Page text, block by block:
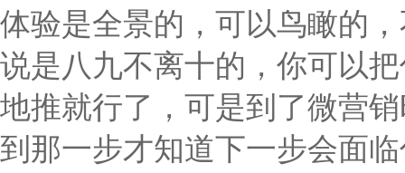
体验是全景的，可以鸟瞰的
说是八九不离十的，你可以
地推就行了，可是到了微营
到那一步才知道下一步会面